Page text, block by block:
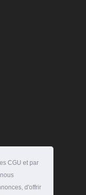
CGU et par
d'offrir